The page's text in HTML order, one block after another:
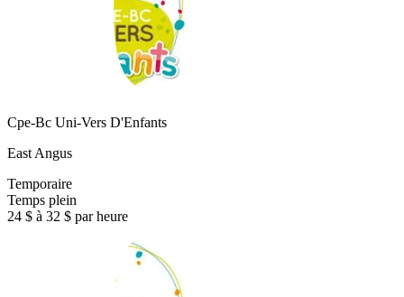
Cpe-Bc Uni-Vers D'Enfants
East Angus
Temporaire
Temps plein
24 $ à 32 $ par heure